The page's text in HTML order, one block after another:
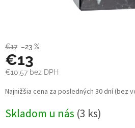
€17 –23 %
€13
€10,57 bez DPH
Jednotková
cena:
Najnižšia cena za posledných 30 dní (bez
Skladom u nás (3 ks)